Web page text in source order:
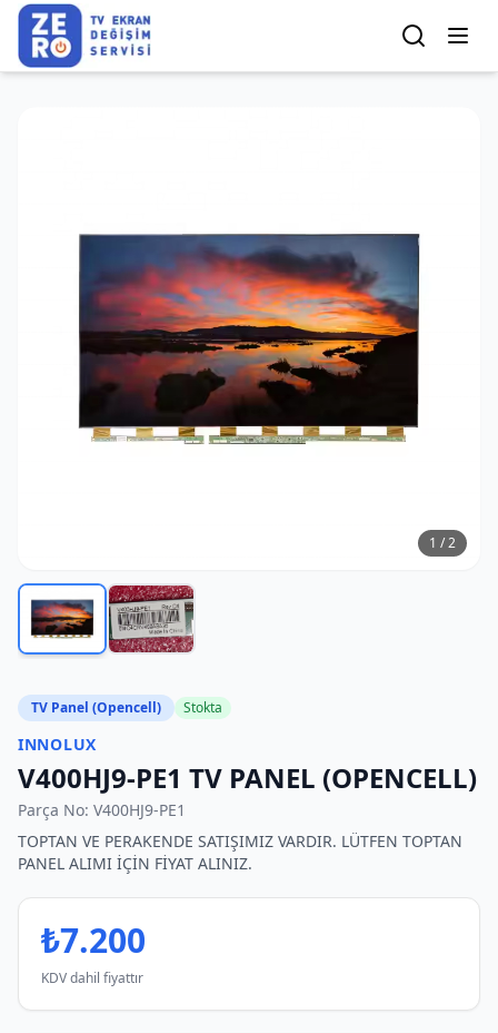
1 /2
TV Panel (Opencell) Stokta
INNOLUX
V400HJ9-PE1 TV PANEL (OPENCELL)
Parça No: V400HJ9-PE1
TOPTAN VE PERAKENDE SATIŞIMIZ VARDIR. LÜTFEN TOPTAN
PANEL ALIMI İÇİN FİYAT ALINIZ.
₺7.200
KDV dahil fiyattır